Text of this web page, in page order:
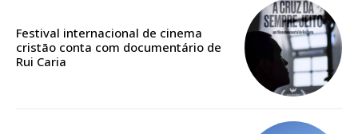
Escolha o plano
Festival internacional de cinema
cristão conta com documentário de
Rui Caria